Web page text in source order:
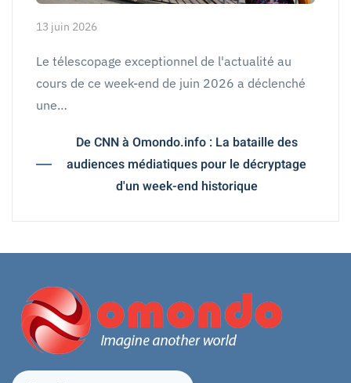
13 juin 2026
Le télescopage exceptionnel de l'actualité au
cours de ce week-end de juin 2026 a déclenché
une…
De CNN à Omondo.info : La bataille des
audiences médiatiques pour le décryptage
d'un week-end historique